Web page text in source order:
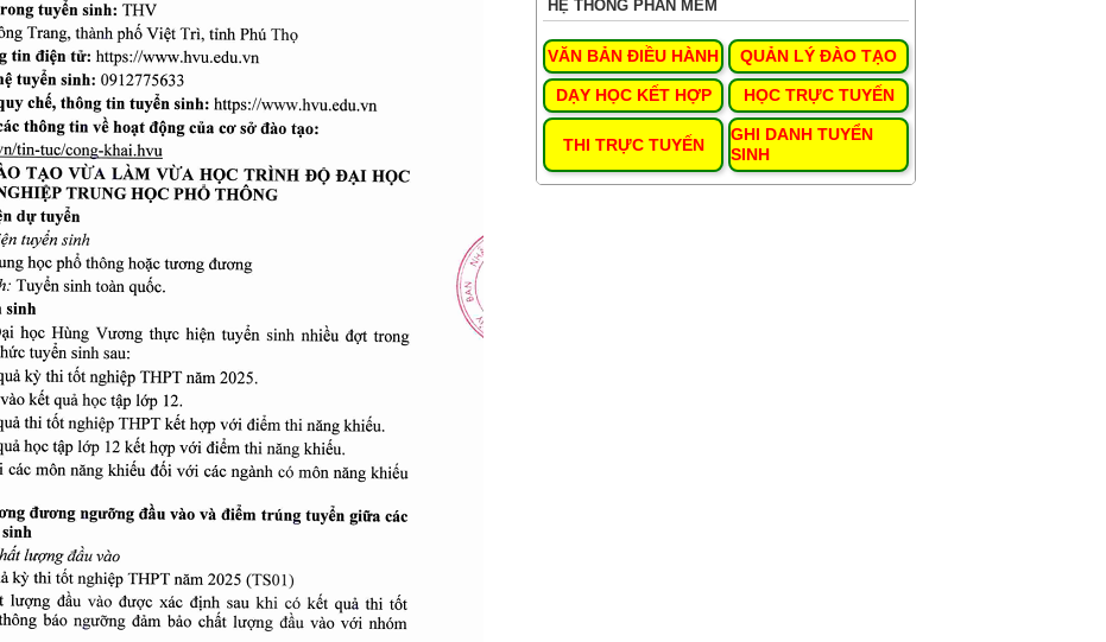
HỆ THỐNG PHẦN MỀM
VĂN BẢN ĐIỀU HÀNH QUẢN LÝ ĐÀO TẠO
DẠY HỌC KẾT HỢP HỌC TRỰC TUYẾN
THI TRỰC TUYẾN
GHI DANH TUYỂN
SINH